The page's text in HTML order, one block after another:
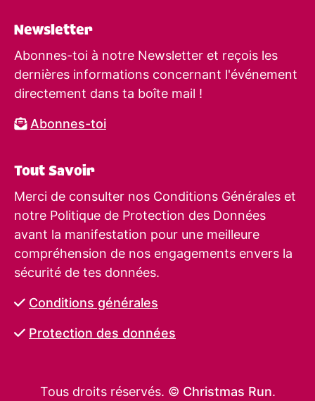
Newsletter
Abonnes-toi à notre Newsletter et reçois les
dernières informations concernant l'événement
directement dans ta boîte mail !
Abonnes-toi
Tout Savoir
Merci de consulter nos Conditions Générales et
notre Politique de Protection des Données
avant la manifestation pour une meilleure
compréhension de nos engagements envers la
sécurité de tes données.
Conditions générales
Protection des données
Tous droits réservés. © Christmas Run.